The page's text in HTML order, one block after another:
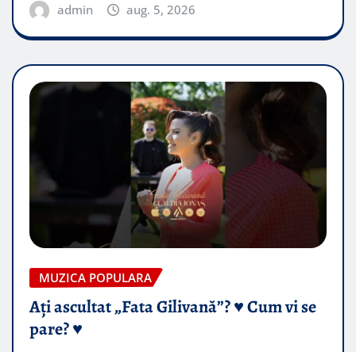
admin aug. 5, 2026
MUZICA POPULARA
Ați ascultat „Fata Gilivană”? ♥️ Cum vi se
pare? ♥️